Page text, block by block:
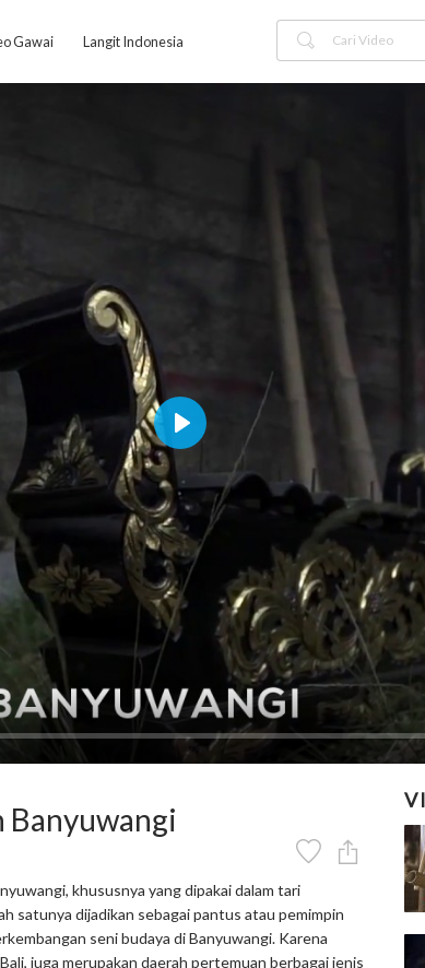
Gawai Langit Indonesia
Play
Banyuwangi
khususnya yang dipakai dalam tari
satunya dijadikan sebagai pantus atau pemimpin
seni budaya di Banyuwangi. Karena
juga merupakan daerah pertemuan berbagai jenis